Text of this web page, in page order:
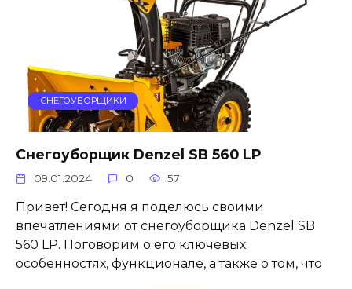
СНЕГОУБОРЩИКИ
Снегоуборщик Denzel SB 560 LP
09.01.2024 0 57
Привет! Сегодня я поделюсь своими
впечатлениями от снегоуборщика Denzel SB
560 LP. Поговорим о его ключевых
особенностях, функционале, а также о том, что